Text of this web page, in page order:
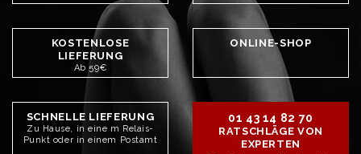
KOSTENLOSE
LIEFERUNG
Ab 59€
ONLINE-SHOP
SCHNELLE LIEFERUNG
Zu Hause, in eine m Relais-
Punkt oder in einem Postamt
01 43 14 82 70
RATSCHLÄGE VON
EXPERTEN